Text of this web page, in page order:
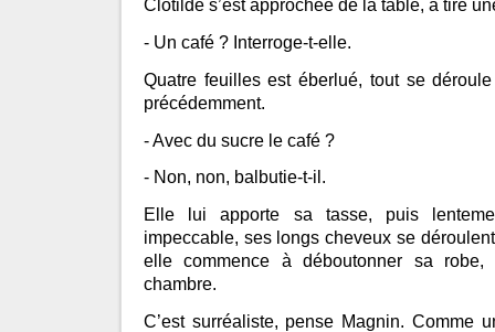
Clotilde s’est approchée de la table, a tiré
- Un café ? Interroge-t-elle.
Quatre feuilles est éberlué, tout se
précédemment.
- Avec du sucre le café ?
- Non, non, balbutie-t-il.
Elle lui apporte sa tasse, puis
impeccable, ses longs cheveux se
elle commence à déboutonner sa
chambre.
C’est surréaliste, pense Magnin. Comme